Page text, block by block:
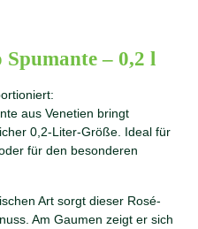
– 0,2 l
aus Venetien bringt
0,2-Liter-Größe. Ideal für
für den besonderen
Art sorgt dieser Rosé-
Am Gaumen zeigt er sich